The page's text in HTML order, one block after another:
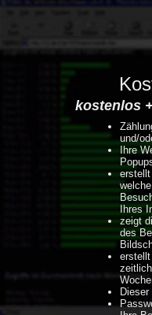
kostenlos
und/
Ihre
Ihres
zeigt
des